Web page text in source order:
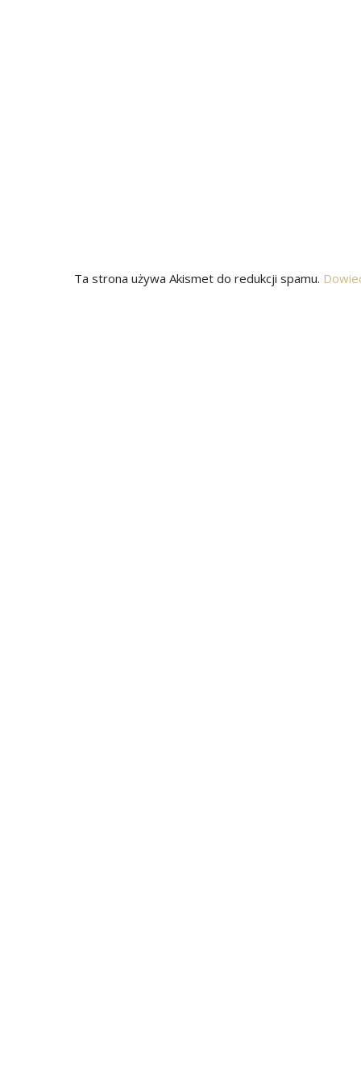
Ta strona używa Akismet do redukcji spamu.